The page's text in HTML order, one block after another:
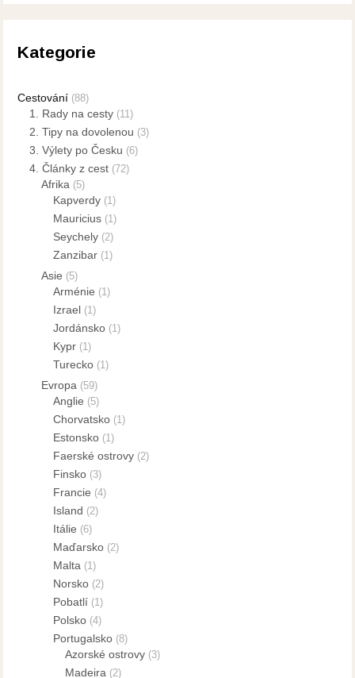
Kategorie
Cestování (88)
1. Rady na cesty (11)
2. Tipy na dovolenou (3)
3. Výlety po Česku (6)
4. Články z cest (72)
Afrika (5)
Kapverdy (1)
Mauricius (1)
Seychely (2)
Zanzibar (1)
Asie (5)
Arménie (1)
Izrael (1)
Jordánsko (1)
Kypr (1)
Turecko (1)
Evropa (59)
Anglie (5)
Chorvatsko (1)
Estonsko (1)
Faerské ostrovy (2)
Finsko (3)
Francie (4)
Island (2)
Itálie (6)
Maďarsko (2)
Malta (1)
Norsko (2)
Pobatlí (1)
Polsko (4)
Portugalsko (8)
Azorské ostrovy (3)
Madeira (2)